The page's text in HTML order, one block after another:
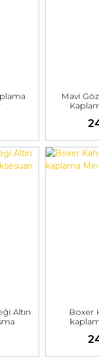
Mavi
Altın
Boxer